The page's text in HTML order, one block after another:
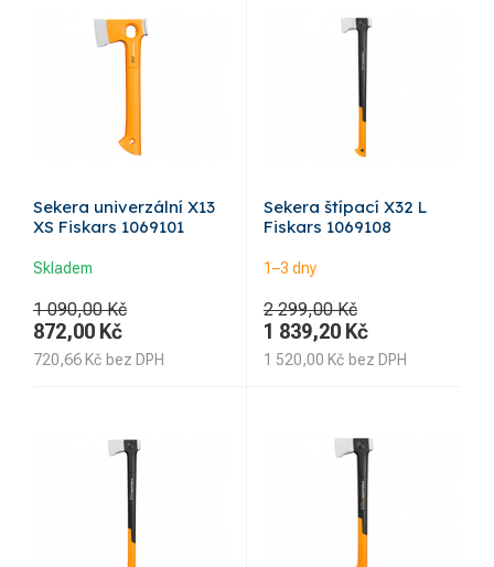
Sekera univerzální X13
XS Fiskars 1069101
Skladem
1 090,00 Kč
872,00 Kč
720,66 Kč bez DPH
Sekera štípací X32 L
Fiskars 1069108
1–3 dny
2 299,00 Kč
1 839,20 Kč
1 520,00 Kč bez DPH